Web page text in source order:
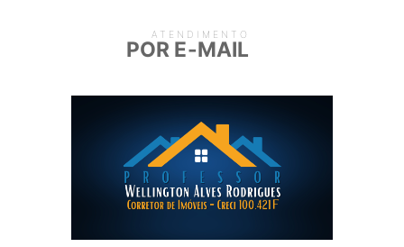
ATENDIMENTO
POR E-MAIL